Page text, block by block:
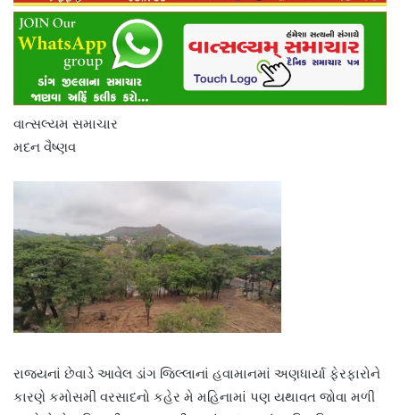
વાત્સલ્યમ સમાચાર
મદન વૈષ્ણવ
રાજ્યનાં છેવાડે આવેલ ડાંગ જિલ્લાનાં હવામાનમાં અણધાર્યા ફેરફારોને
કારણે કમોસમી વરસાદનો કહેર મે મહિનામાં પણ યથાવત જોવા મળી